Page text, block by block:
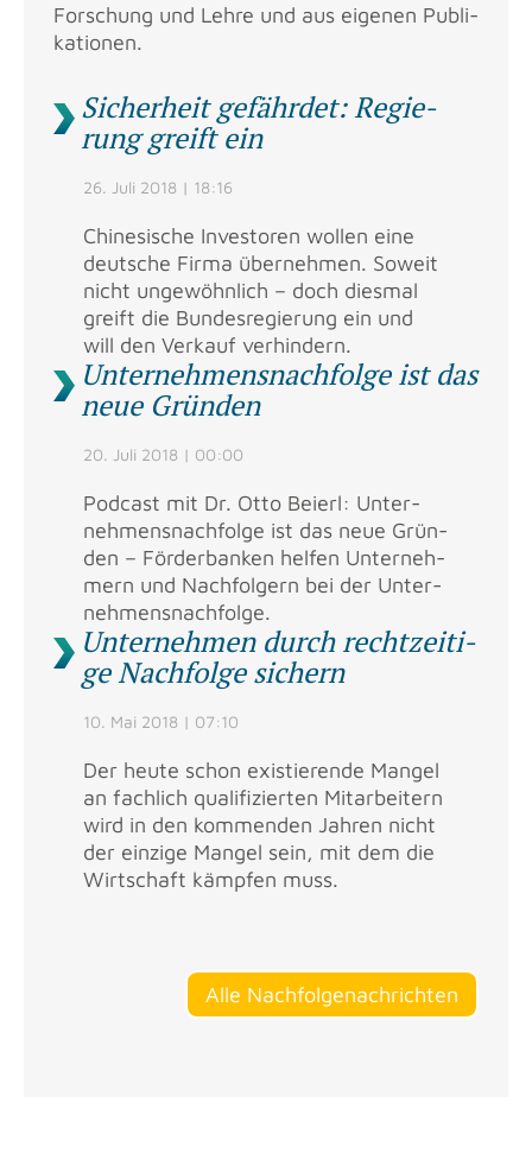
For­schung und Lehre und aus ei­ge­nen Pu­bli­
ka­tio­nen.
Si­cher­heit ge­fähr­det: Re­gie­
rung greift ein
26. Juli 2018 | 18:16
Chi­ne­si­sche In­ves­to­ren wol­len eine
deut­sche Firma über­neh­men. So­weit
nicht un­ge­wöhn­lich – doch dies­mal
greift die Bun­des­re­gie­rung ein und
will den Ver­kauf ver­hin­dern.
Un­ter­neh­mens­nach­fol­ge ist das
neue Grün­den
20. Juli 2018 | 00:00
Pod­cast mit Dr. Otto Bei­erl: Un­ter­
neh­mens­nach­fol­ge ist das neue Grün­
den – För­der­ban­ken hel­fen Un­ter­neh­
mern und Nach­fol­gern bei der Un­ter­
neh­mens­nach­fol­ge.
Un­ter­neh­men durch recht­zei­ti­
ge Nach­fol­ge si­chern
10. Mai 2018 | 07:10
Der heute schon exis­tie­ren­de Man­gel
an fach­lich qua­li­fi­zier­ten Mit­ar­bei­tern
wird in den kom­men­den Jah­ren nicht
der ein­zi­ge Man­gel sein, mit dem die
Wirt­schaft kämp­fen muss.
Alle Nach­fol­ge­nach­rich­ten